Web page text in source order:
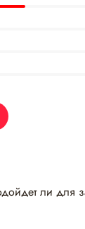
ли для